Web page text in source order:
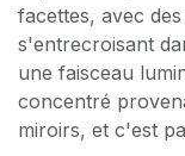
facettes, avec
s'entrecroisant
une faisceau
concentré
miroirs, et c'est